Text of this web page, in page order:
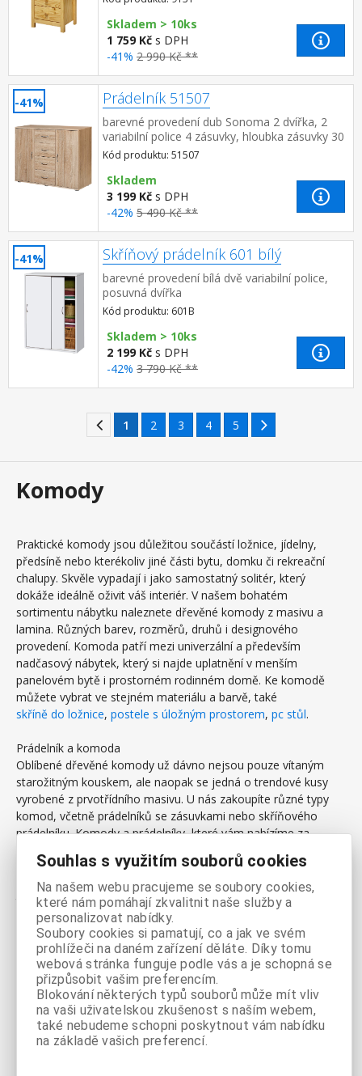
Skladem > 10ks
1 759 Kč s DPH
-41% 2 990 Kč **
-41% Prádelník 51507
barevné provedení dub Sonoma 2 dvířka, 2
variabilní police 4 zásuvky, hloubka zásuvky 30
cm
Kód produktu: 51507
Skladem
3 199 Kč s DPH
-42% 5 490 Kč **
-41% Skříňový prádelník 601 bílý
barevné provedení bílá dvě variabilní police,
posuvná dvířka
Kód produktu: 601B
Skladem > 10ks
2 199 Kč s DPH
-42% 3 790 Kč **
1 2 3 4 5
Komody
Praktické komody jsou důležitou součástí ložnice, jídelny,
předsíně nebo kterékoliv jiné části bytu, domku či rekreační
chalupy. Skvěle vypadají i jako samostatný solitér, který
dokáže ideálně oživit váš interiér. V našem bohatém
sortimentu nábytku naleznete dřevěné komody z masivu a
lamina. Různých barev, rozměrů, druhů i designového
provedení. Komoda patří mezi univerzální a především
nadčasový nábytek, který si najde uplatnění v menším
panelovém bytě i prostorném rodinném domě. Ke komodě
můžete vybrat ve stejném materiálu a barvě, také
skříně do ložnice, postele s úložným prostorem, pc stůl.
Prádelník a komoda
Oblíbené dřevěné komody už dávno nejsou pouze vítaným
starožitným kouskem, ale naopak se jedná o trendové kusy
vyrobené z prvotřídního masivu. U nás zakoupíte různé typy
komod, včetně prádelníků se zásuvkami nebo skříňového
prádelníku. Komody a prádelníky, které vám nabízíme za
výhodné ceny, jsou vyrobeny ze špičkových dřevěných
materiálů, jako je buk, dub nebo ořech (i bílý). Perfektně využít
můžete nejen prostor uvnitř dřevěné komody nebo prádelníku,
také na povrch tohoto praktického nábytku lze umístit drobné
dekorační předměty, fotografie v rámečcích nebo třeba vázu s
květinami.
Moderní komoda báječně oživí váš interiér
Stylově je možné komodu sladit s celkovým pojetím a
vybavením vašeho domova. Pokud nechcete ve svém bytě dát
přednost úložným systémům či šatnám, komody vám
poslouží jako nedocenitelný solitér, který vynikne opravdu v
Souhlas s využitím souborů cookies
Na našem webu pracujeme se soubory cookies,
které nám pomáhají zkvalitnit naše služby a
personalizovat nabídky.
Soubory cookies si pamatují, co a jak ve svém
prohlížeči na daném zařízení děláte. Díky tomu
webová stránka funguje podle vás a je schopná se
přizpůsobit vašim preferencím.
Blokování některých typů souborů může mít vliv
na vaši uživatelskou zkušenost s naším webem,
také nebudeme schopni poskytnout vám nabídku
na základě vašich preferencí.